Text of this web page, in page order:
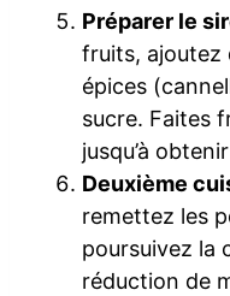
Préparer le
fruits, ajoutez
épices
sucre. Faites
jusqu’à
Deuxième
remettez les
poursuivez la
réduction de